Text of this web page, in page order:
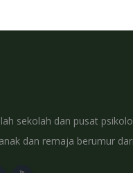
sekolah dan pusat
dan remaja berumur